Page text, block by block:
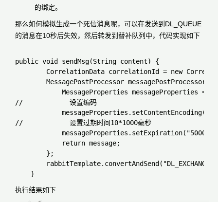
的绑定。
那么如何模拟生成一个死信消息呢，可以在发送到DL_QUEUE
的消息在10秒后失效，然后转发到替补队列中，代码实现如下
public void sendMsg(String content) {
CorrelationData correlationId = new
MessagePostProcessor messagePostProcessor =
MessageProperties messageProperties =
//            设置编码
//            设置过期时间10*1000毫秒
            messageProperties.setExpiration("5000");
            return message;
        };
执行结果如下